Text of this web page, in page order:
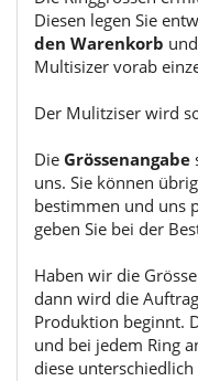
Diesen legen Sie
den Warenkorb
Multisizer vorab
Der Mulitziser wird
Die Grössenangabe
uns. Sie können
bestimmen und uns
geben Sie bei der
Haben wir die
dann wird die
Produktion beginnt.
und bei jedem Ring
diese unterschiedlich